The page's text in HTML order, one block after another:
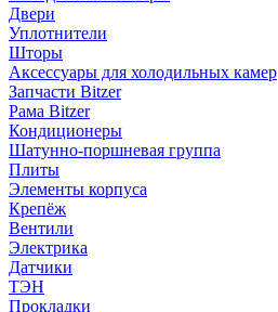
Двери
Уплотнители
Шторы
Аксессуары для холодильных камер
Запчасти Bitzer
Рама Bitzer
Кондиционеры
Шатунно-поршневая группа
Плиты
Элементы корпуса
Крепёж
Вентили
Электрика
Датчики
ТЭН
Прокладки